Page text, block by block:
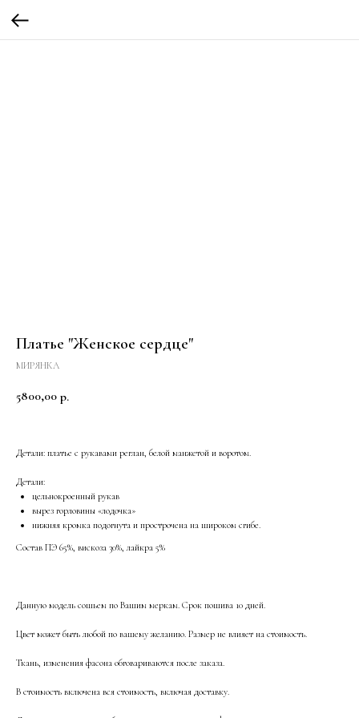
Платье "Женское сердце"
МИРЯНКА
5800,00 р.
Детали: платье с рукавами реглан, белой манжетой и воротом.
Детали:
цельнокроенный рукав
вырез горловины «лодочка»
нижняя кромка подогнута и прострочена на широком сгибе.
Состав ПЭ 65%, вискоза 30%, лайкра 5%
Данную модель сошьем по Вашим меркам. Срок пошива 10 дней.
Цвет может быть любой по вашему желанию. Размер не влияет на стоимость.
Ткань, изменения фасона обговариваются после заказа.
В стоимость включена вся стоимость, включая доставку.